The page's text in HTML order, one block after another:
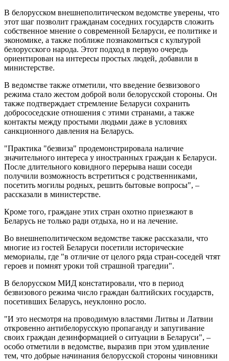
В белорусском внешнеполитическом ведомстве уверены, что
этот шаг позволит гражданам соседних государств сложить
собственное мнение о современной Беларуси, ее политике и
экономике, а также поближе познакомиться с культурой
белорусского народа. Этот подход в первую очередь
ориентирован на интересы простых людей, добавили в
министерстве.
В ведомстве также отметили, что введение безвизового
режима стало жестом доброй воли белорусской стороны. Он
также подтверждает стремление Беларуси сохранить
добрососедские отношения с этими странами, а также
контакты между простыми людьми даже в условиях
санкционного давления на Беларусь.
"Практика "безвиза" продемонстрировала наличие
значительного интереса у иностранных граждан к Беларуси.
После длительного ковидного перерыва наши соседи
получили возможность встретиться с родственниками,
посетить могилы родных, решить бытовые вопросы", –
рассказали в министерстве.
Кроме того, граждане этих стран охотно приезжают в
Беларусь не только ради отдыха, но и на лечение.
Во внешнеполитическом ведомстве также рассказали, что
многие из гостей Беларуси посетили исторические
мемориалы, где "в отличие от целого ряда стран-соседей чтят
героев и помнят уроки той страшной трагедии".
В белорусском МИД констатировали, что в период
безвизового режима число граждан балтийских государств,
посетивших Беларусь, неуклонно росло.
"И это несмотря на проводимую властями Литвы и Латвии
откровенно антибелорусскую пропаганду и запугивание
своих граждан дезинформацией о ситуации в Беларуси", –
особо отметили в ведомстве, выразив при этом удивление
тем, что добрые начинания белорусской стороны чиновники